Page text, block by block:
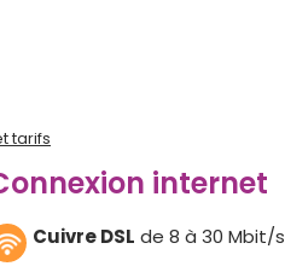
tarifs
internet
Cuivre DSL de 8 à 30 Mbit/s